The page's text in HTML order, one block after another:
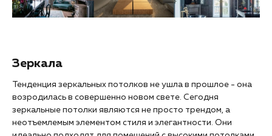
Зеркала
Тенденция зеркальных потолков не ушла в прошлое - она
возродилась в совершенно новом свете. Сегодня
зеркальные потолки являются не просто трендом, а
неотъемлемым элементом стиля и элегантности. Они